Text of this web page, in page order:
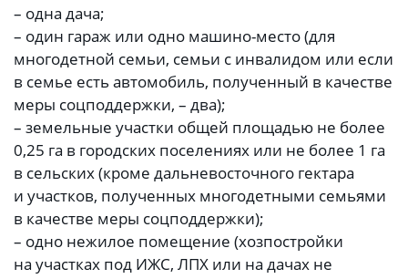
– одна дача;
– один гараж или одно машино-место (для
многодетной семьи, семьи с инвалидом или если
в семье есть автомобиль, полученный в качестве
меры соцподдержки, – два);
– земельные участки общей площадью не более
0,25 га в городских поселениях или не более 1 га
в сельских (кроме дальневосточного гектара
и участков, полученных многодетными семьями
в качестве меры соцподдержки);
– одно нежилое помещение (хозпостройки
на участках под ИЖС, ЛПХ или на дачах не